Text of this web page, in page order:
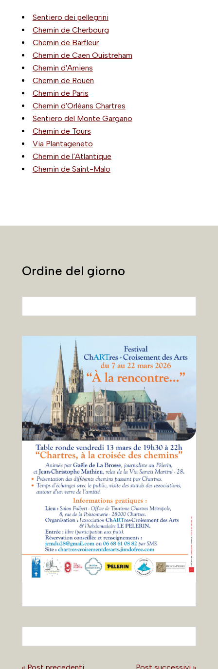
Sentiero dei pellegrini
Chemin de Cherbourg
Chemin de Barfleur
Chemin de Caen Ouistreham
Chemin d'Amiens
Chemin de Rouen
Chemin de Paris
Chemin d'Orléans Chartres
Sentiero del Monte Gargano
Chemin de Tours
Via Plantageneto
Chemin de l'Atlantique
Chemin de Saint-Malo
Ordine del giorno